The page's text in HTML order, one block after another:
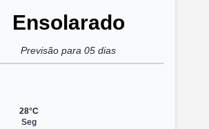
Ensolarado
Previsão para 05 dias
28°C
Seg